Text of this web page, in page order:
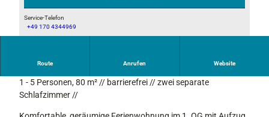
F
o
B
e
r
e
n
t
e
Service-Telefon
+49 170 4344969
Route Anrufen Website
1 - 5 Personen, 80 m² // barrierefrei // zwei separate
Schlafzimmer //